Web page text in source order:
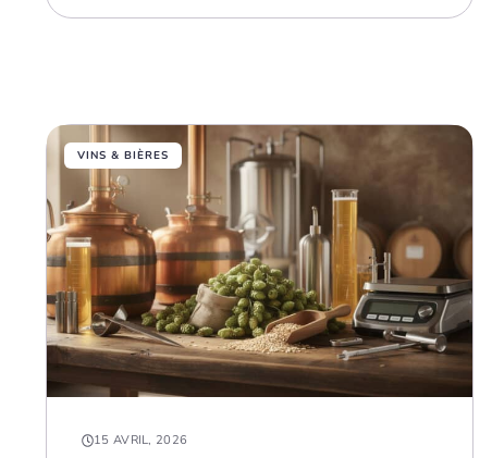
VINS & BIÈRES
15 AVRIL, 2026